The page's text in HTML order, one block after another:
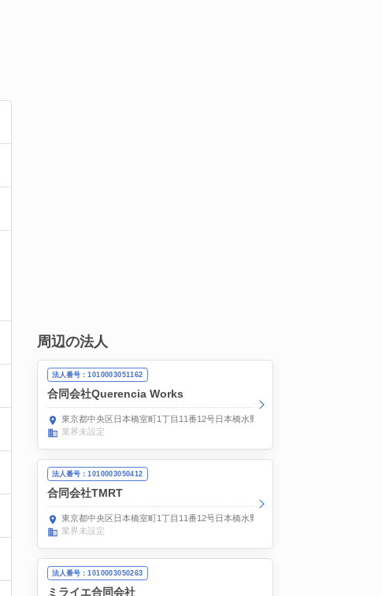
周辺の法人
法人番号：1010003051162
合同会社Querencia Works
東京都中央区日本橋室町1丁目11番12号日本橋水野ビル7階
業界未設定
法人番号：1010003050412
合同会社TMRT
東京都中央区日本橋室町1丁目11番12号日本橋水野ビル7階
業界未設定
法人番号：1010003050263
ミライエ合同会社